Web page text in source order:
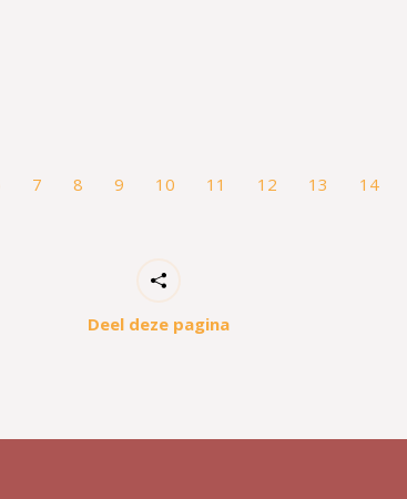
7 8 9 10 11 12 13 14
Deel deze pagina